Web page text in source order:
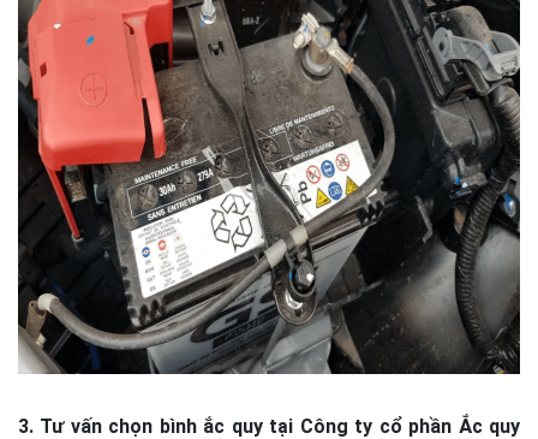
3. Tư vấn chọn bình ắc quy tại Công ty cổ phần Ắc quy